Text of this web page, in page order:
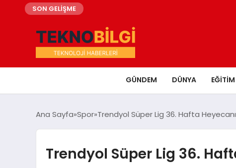
SON GELİŞME
GÜNDEM DÜNYA EĞITIM
Ana Sayfa Spor Trendyol Süper Lig 36. Hafta Heyecanı
Trendyol Süper Lig 36.